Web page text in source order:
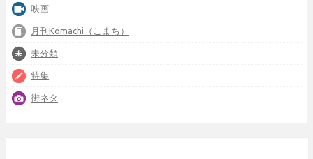
映画
月刊Komachi（こまち）
未分類
特集
街ネタ